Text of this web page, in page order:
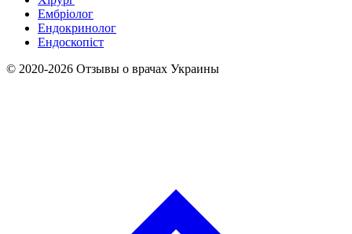
Ембріолог
Ендокринолог
Ендоскопіст
© 2020-2026 Отзывы о врачах Украины